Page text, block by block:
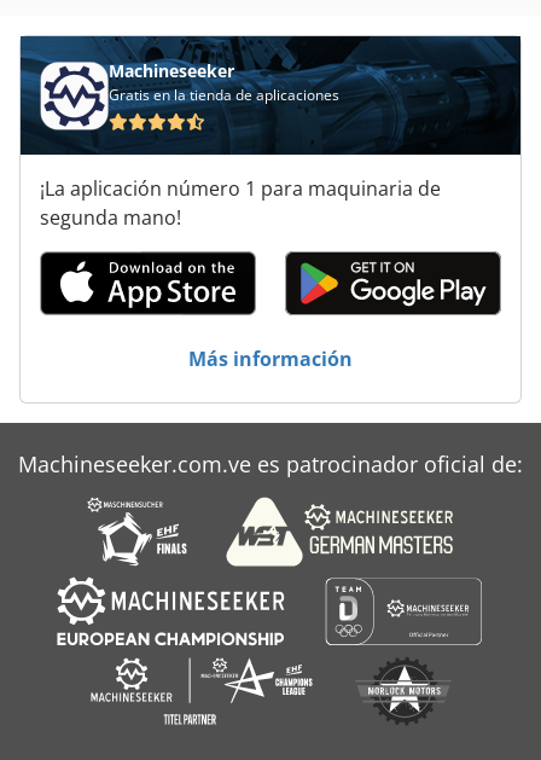
Máquina De Orden
Máquina De Recolección
Puesto De Trabajo
Sistemas De Generador
Stock De Los Componentes
Unidad De Motor
Machineseeker
Gratis en la tienda de aplicaciones
¡La aplicación número 1 para maquinaria de
segunda mano!
Más información
Machineseeker.com.ve es patrocinador oficial de: